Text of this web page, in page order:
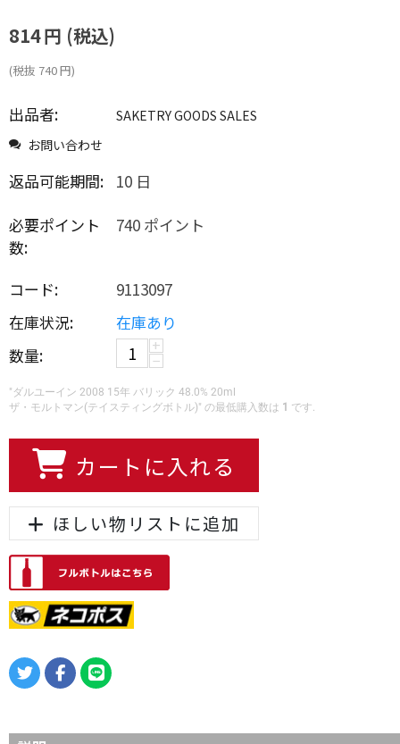
814円 (税込)
(税抜 740円)
出品者:
SAKETRY GOODS SALES
お問い合わせ
返品可能期間: 10 日
必要ポイント
数:
740 ポイント
コード:
9113097
在庫状況:
在庫あり
数量:
+
−
"ダルユーイン 2008 15年 バリック 48.0% 20ml
ザ・モルトマン(テイスティングボトル)" の最低購入数は 1 です.
カートに入れる
ほしい物リストに追加